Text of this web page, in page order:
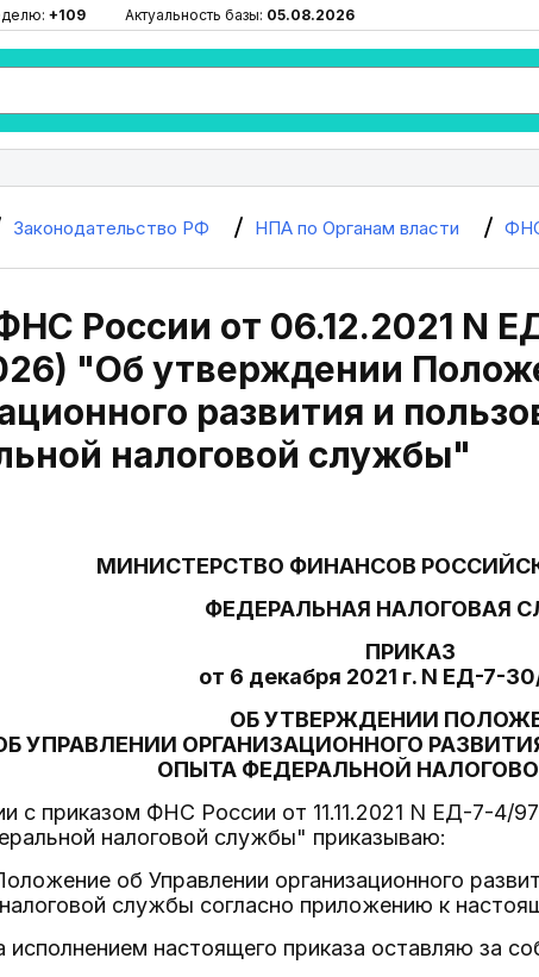
+109 Актуальность базы: 05.08.2026
Законодательство РФ НПА по Органам власти
России от 06.12.2021 N
"Об утверждении
развития и
налоговой службы"
МИНИСТЕРСТВО ФИНАНСОВ
ФЕДЕРАЛЬНАЯ НАЛОГОВАЯ
ПРИКАЗ
от 6 декабря 2021 г. N ЕД-7-
ОБ УТВЕРЖДЕНИИ
УПРАВЛЕНИИ ОРГАНИЗАЦИОННОГО
ОПЫТА ФЕДЕРАЛЬНОЙ
с приказом ФНС России от 11.11.2021 N ЕД-7-4/
налоговой службы" приказываю:
об Управлении организационного
службы согласно приложению к
исполнением настоящего приказа оставляю за